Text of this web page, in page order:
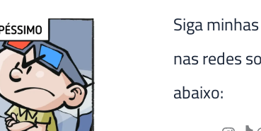
Siga
nas redes
abaixo: